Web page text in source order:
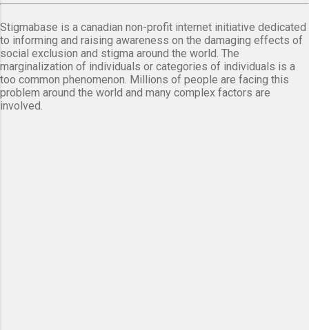
Stigmabase is a canadian non-profit internet initiative dedicated
to informing and raising awareness on the damaging effects of
social exclusion and stigma around the world. The
marginalization of individuals or categories of individuals is a
too common phenomenon. Millions of people are facing this
problem around the world and many complex factors are
involved.